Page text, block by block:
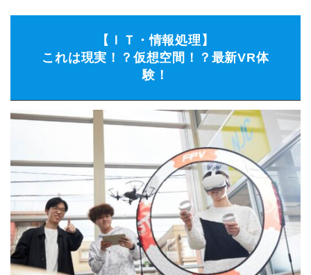
【ＩＴ・情報処理】
これは現実！？仮想空間！？最新VR体
験！